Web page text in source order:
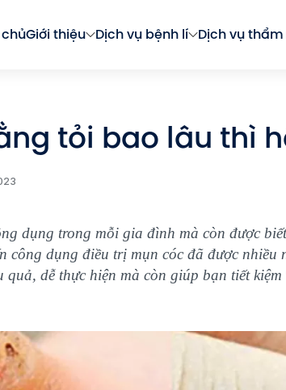
Giới thiệu Dịch vụ bệnh lí Dịch vụ
tỏi bao lâu thì
dụng trong mỗi gia đình mà còn được
công dụng điều trị mụn cóc đã được nhiều
dễ thực hiện mà còn giúp bạn tiết